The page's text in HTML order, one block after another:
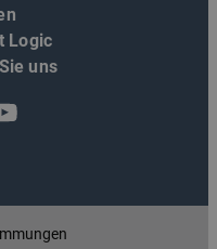
Logic
uns